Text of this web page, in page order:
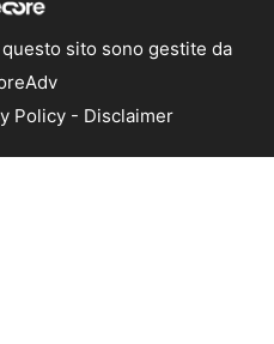
sito sono gestite da
Policy- Disclaimer